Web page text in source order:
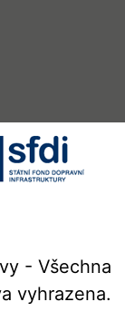
- Všechna
vyhrazena.